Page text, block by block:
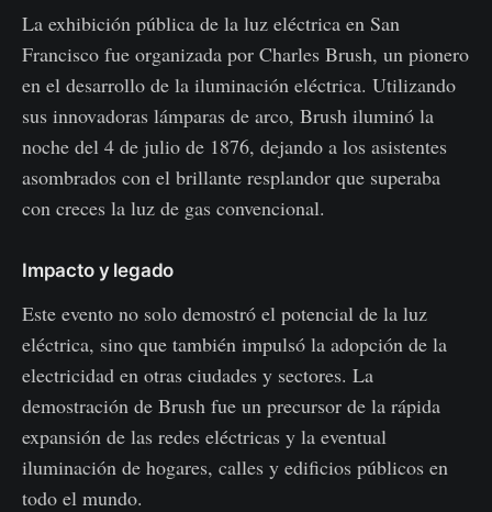
La exhibición pública de la luz eléctrica en San
Francisco fue organizada por Charles Brush, un pionero
en el desarrollo de la iluminación eléctrica. Utilizando
sus innovadoras lámparas de arco, Brush iluminó la
noche del 4 de julio de 1876, dejando a los asistentes
asombrados con el brillante resplandor que superaba
con creces la luz de gas convencional.
Impacto y legado
Este evento no solo demostró el potencial de la luz
eléctrica, sino que también impulsó la adopción de la
electricidad en otras ciudades y sectores. La
demostración de Brush fue un precursor de la rápida
expansión de las redes eléctricas y la eventual
iluminación de hogares, calles y edificios públicos en
todo el mundo.